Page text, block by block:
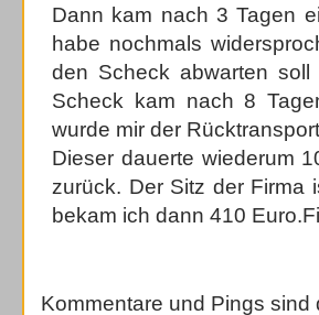
Dann kam nach 3 Tagen
habe nochmals
den Scheck abwarten
Scheck kam nach 8
wurde mir der
Dieser dauerte wiederum
zurück. Der Sitz der Firma
bekam ich dann 410
Kommentare und Pings